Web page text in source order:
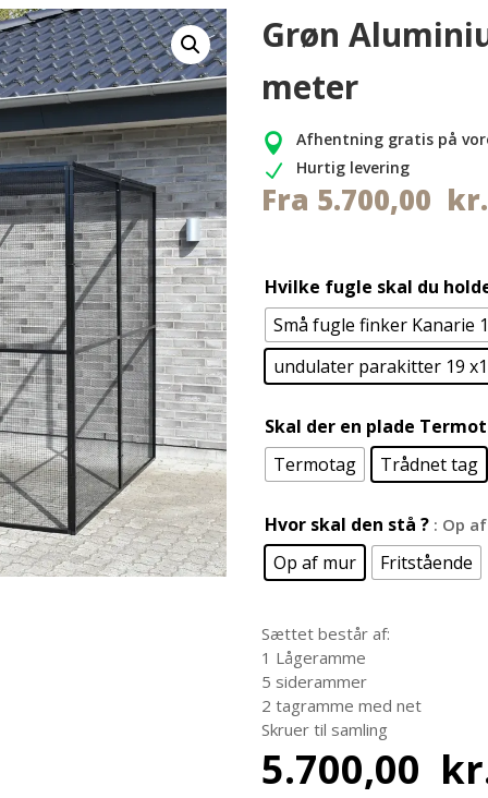
Grøn
meter
 Afhentning gratis på
N Hurtig levering
Fra 5.700,00 kr.
Hvilke fugle skal du
Små fugle finker Kanarie
undulater parakitter 19
Skal der en plade
Termotag
Trådnet tag
Hvor skal den stå ? : Op
Op af mur Fritstående
Sættet består af:
1 Lågeramme
5 siderammer
2 tagramme med net
Skruer til samling
5.700,00